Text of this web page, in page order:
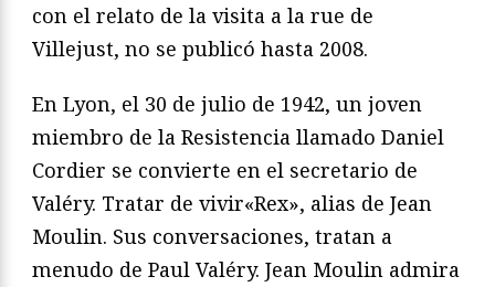
con el relato de la visita a la rue de
Villejust, no se publicó hasta 2008.
En Lyon, el 30 de julio de 1942, un joven
miembro de la Resistencia llamado Daniel
Cordier se convierte en el secretario de
Valéry. Tratar de vivir«Rex», alias de Jean
Moulin. Sus conversaciones, tratan a
menudo de Paul Valéry. Jean Moulin admira